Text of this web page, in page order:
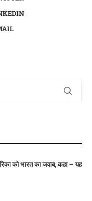
को भारत का जवाब, कहा – यह